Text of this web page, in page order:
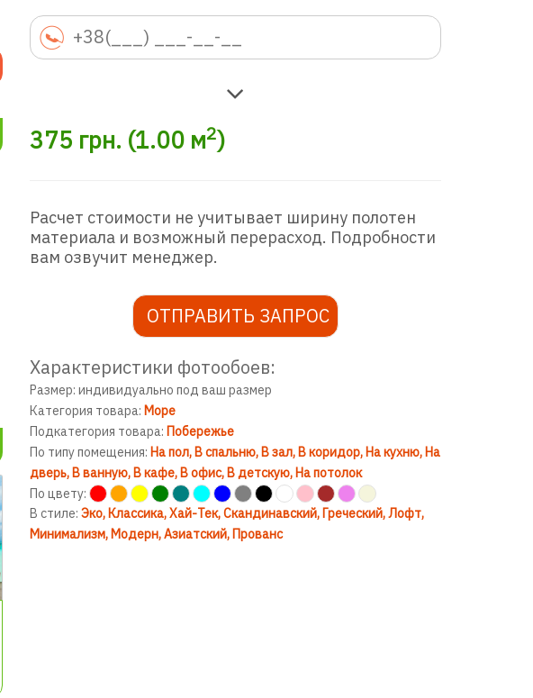
375 грн. (1.00м2)
Расчет стоимости не учитывает ширину полотен
материала и возможный перерасход. Подробности
вам озвучит менеджер.
ОТПРАВИТЬ ЗАПРОС
Характеристики фотообоев:
Размер: индивидуально под ваш размер
Категория товара: Море
Подкатегория товара: Побережье
По типу помещения: На пол В спальню В зал В коридор На кухню На
дверь В ванную В кафе В офис В детскую На потолок
По цвету:
В стиле: Эко Классика Хай-Тек Скандинавский Греческий Лофт
Минимализм Модерн Азиатский Прованс